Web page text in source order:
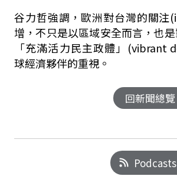
谷力哲強調，歐洲對台灣的關注
增，不只是以區域安全而言，也
「充滿活力民主政體」(vibrant
球經濟夥伴的重視。
回新聞總覽